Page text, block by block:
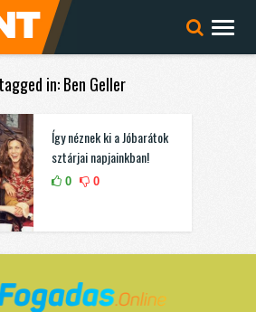
in: Ben Geller
Így néznek ki a Jóbarátok
sztárjai napjainkban!
0 0